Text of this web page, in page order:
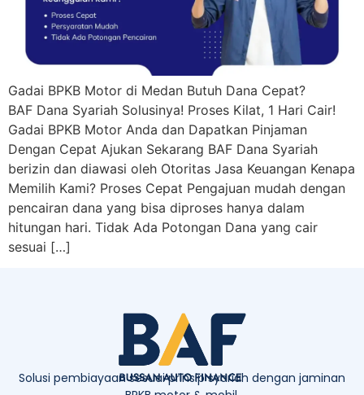
Gadai BPKB Motor di Medan Butuh Dana Cepat?
BAF Dana Syariah Solusinya! Proses Kilat, 1 Hari Cair!
Gadai BPKB Motor Anda dan Dapatkan Pinjaman
Dengan Cepat Ajukan Sekarang BAF Dana Syariah
berizin dan diawasi oleh Otoritas Jasa Keuangan Kenapa
Memilih Kami? Proses Cepat Pengajuan mudah dengan
pencairan dana yang bisa diproses hanya dalam
hitungan hari. Tidak Ada Potongan Dana yang cair
sesuai […]
Solusi pembiayaan sesuai prinsip syariah dengan jaminan